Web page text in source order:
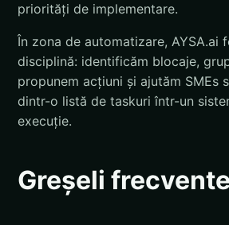
priorități de implementare.
În zona de automatizare, AYSA.ai
disciplină: identificăm blocaje,
propunem acțiuni și ajutăm SMEs
dintr-o listă de taskuri într-un
execuție.
Greșeli frecvente